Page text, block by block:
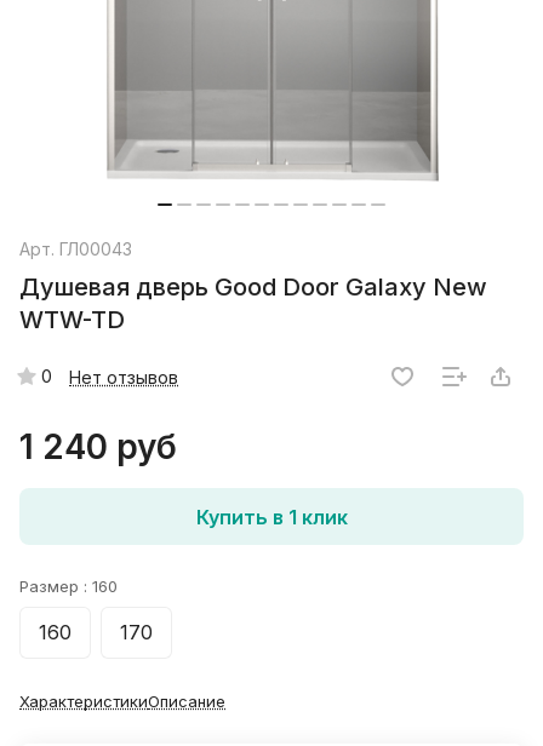
Арт. ГЛ00043
Душевая дверь Good Door Galaxy New
WTW-TD
0 Нет отзывов
1 240 руб
Купить в 1 клик
Размер : 160
160 170
ХарактеристикиОписание